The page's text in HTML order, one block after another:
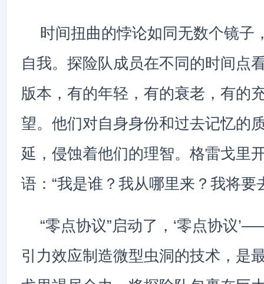
时间扭曲的悖论如同无数个镜子
自我。探险队成员在不同的时间点
版本，有的年轻，有的衰老，有的
望。他们对自身身份和过去记忆的
延，侵蚀着他们的理智。格雷戈里
语：“我是谁？我从哪里来？我将要
“零点协议”启动了，‘零点协议
引力效应制造微型虫洞的技术，是